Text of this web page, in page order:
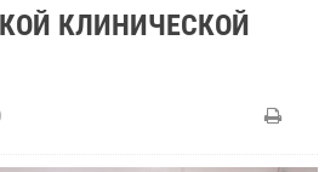
КЛИНИЧЕСКОЙ